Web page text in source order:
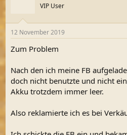
l
e
r
t
VIP User
12 November 2019
Zum Problem
Nach den ich meine FB
doch nicht benutzte und nicht
Akku trotzdem immer leer.
Also reklamierte ich es bei